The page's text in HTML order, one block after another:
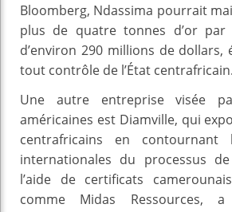
Bloomberg, Ndassima pourrait
plus de quatre tonnes d’or par
d’environ 290 millions de dollars,
tout contrôle de l’État centrafricain.
Une autre entreprise visée
américaines est Diamville, qui
centrafricains en contournant
internationales du processus
l’aide de certificats
comme Midas Ressources,